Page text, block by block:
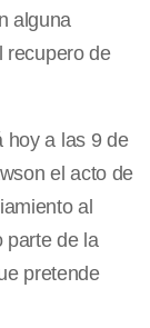
alguna
recupero de
hoy a las 9 de
el acto de
al
parte de la
pretende